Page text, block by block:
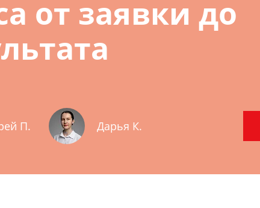
от заявки до
П. Дарья К.